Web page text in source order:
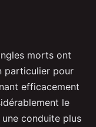
morts ont
particulier pour
efficacement
le
conduite plus